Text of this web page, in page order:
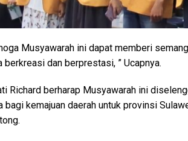
Musyawarah ini dapat memberi
berkreasi dan berprestasi, ” Ucapnya.
Richard berharap Musyawarah ini
bagi kemajuan daerah untuk provinsi